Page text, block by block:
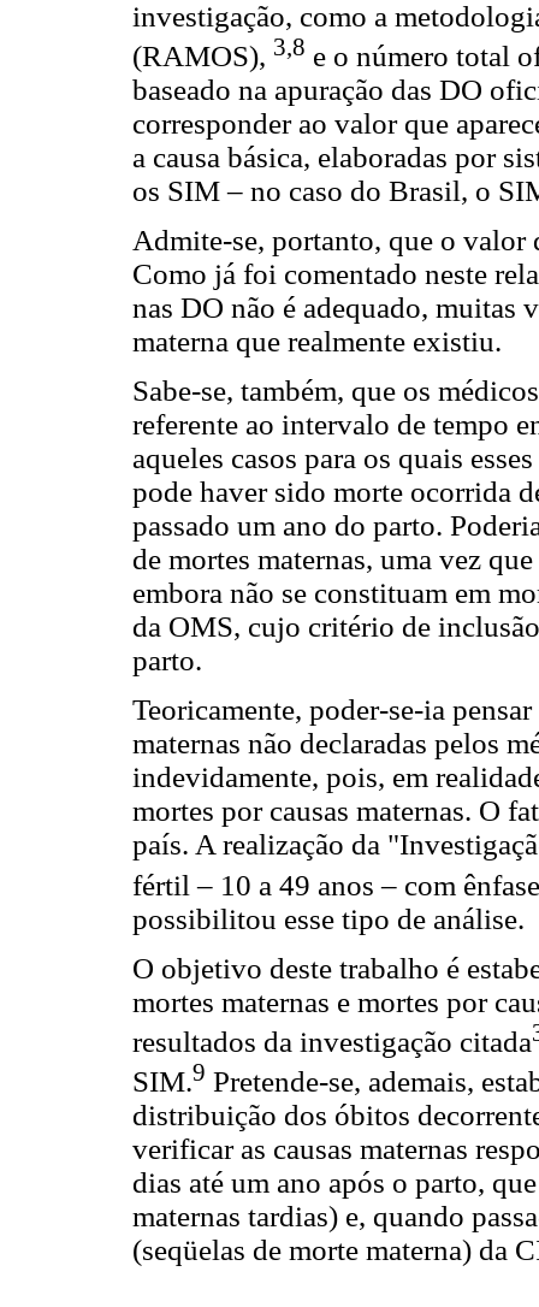
investigação, como a
(RAMOS), 3,8 e o número total
baseado na apuração das DO
corresponder ao valor que
a causa básica, elaboradas por
os SIM – no caso do Brasil, o
Admite-se, portanto, que o valor
Como já foi comentado neste
nas DO não é adequado, muitas
materna que realmente existiu.
Sabe-se, também, que os
referente ao intervalo de tempo
aqueles casos para os quais
pode haver sido morte ocorrida
passado um ano do parto.
de mortes maternas, uma vez
embora não se constituam em
da OMS, cujo critério de
parto.
Teoricamente, poder-se-ia
maternas não declaradas pelos
indevidamente, pois, em
mortes por causas maternas. O
país. A realização da
fértil – 10 a 49 anos – com
possibilitou esse tipo de análise.
O objetivo deste trabalho é
mortes maternas e mortes por
resultados da investigação citada
SIM.9 Pretende-se, ademais,
distribuição dos óbitos
verificar as causas maternas
dias até um ano após o parto,
maternas tardias) e, quando
(seqüelas de morte materna) da